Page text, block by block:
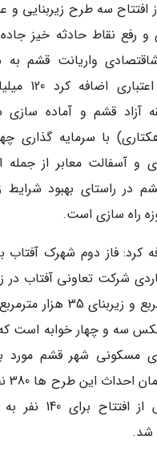
افتتاح سه طرح زیربنایی و
رفع نقاط حادثه خیز
واریانت قشم
جزایر ناز
آزاد قشم و آماده
(65 هکتاری) با سرمایه گذاری
و آسفالت معابر از جمله
در راستای بهبود شرایط
راه سازی است.
کرد: فاز دوم شهرک آفتاب
شرکت تعاونی آفتاب
سه و چهار خوابه است
مسکونی شهر قشم مورد
داشته و پس از
شد.